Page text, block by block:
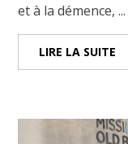
et à la démence, ...
LIRE LA SUITE